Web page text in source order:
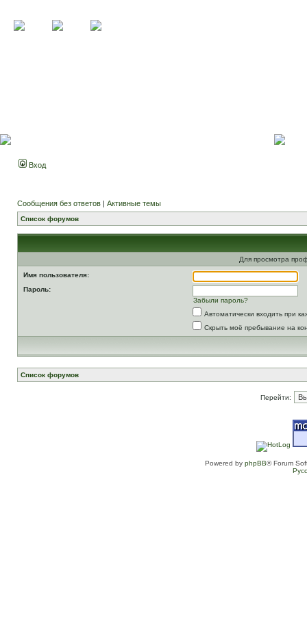
Вход
Сообщения без ответов | Активные темы
Список форумов
Для просмотра
Имя пользователя:
Пароль:
Забыли пароль?
Автоматически входить при
Скрыть моё пребывание на
Список форумов
Перейти:
Powered by phpBB® Forum